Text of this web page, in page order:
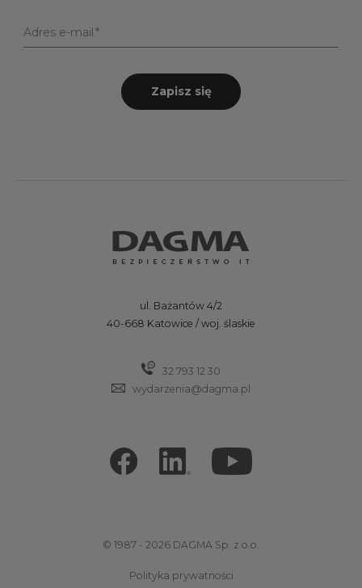
Adres e-mail
Zapisz się
ul. Bażantów 4/2
40-668 Katowice / woj. ślaskie
32 793 12 30
wydarzenia@dagma.pl
© 1987 - 2026 DAGMA Sp. z o.o.
Polityka prywatności